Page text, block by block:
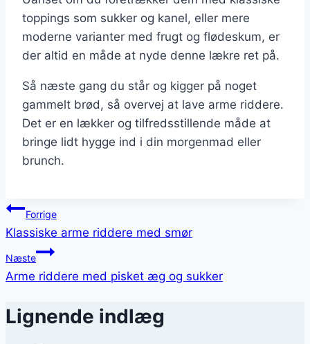
toppings som sukker og kanel, eller mere
moderne varianter med frugt og flødeskum, er
der altid en måde at nyde denne lækre ret på.
Så næste gang du står og kigger på noget
gammelt brød, så overvej at lave arme riddere.
Det er en lækker og tilfredsstillende måde at
bringe lidt hygge ind i din morgenmad eller
brunch.
Indlægsnavigation
Forrige
Klassiske arme riddere med smør
Næste
Arme riddere med pisket æg og sukker
Lignende indlæg